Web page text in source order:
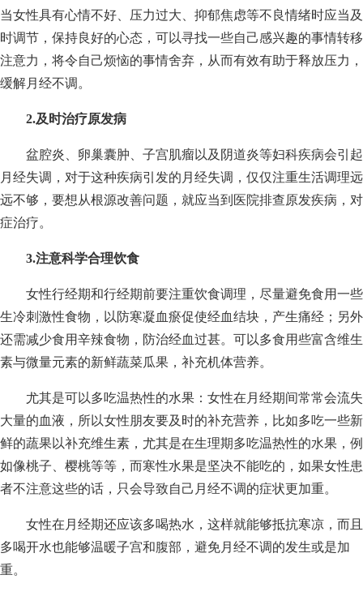
当女性具有心情不好、压力过大、抑郁焦虑等不良情绪时应当及
时调节，保持良好的心态，可以寻找一些自己感兴趣的事情转移
注意力，将令自己烦恼的事情舍弃，从而有效有助于释放压力，
缓解月经不调。
2.及时治疗原发病
盆腔炎、卵巢囊肿、子宫肌瘤以及阴道炎等妇科疾病会引起
月经失调，对于这种疾病引发的月经失调，仅仅注重生活调理远
远不够，要想从根源改善问题，就应当到医院排查原发疾病，对
症治疗。
3.注意科学合理饮食
女性行经期和行经期前要注重饮食调理，尽量避免食用一些
生冷刺激性食物，以防寒凝血瘀促使经血结块，产生痛经；另外
还需减少食用辛辣食物，防治经血过甚。可以多食用些富含维生
素与微量元素的新鲜蔬菜瓜果，补充机体营养。
尤其是可以多吃温热性的水果：女性在月经期间常常会流失
大量的血液，所以女性朋友要及时的补充营养，比如多吃一些新
鲜的蔬果以补充维生素，尤其是在生理期多吃温热性的水果，例
如像桃子、樱桃等等，而寒性水果是坚决不能吃的，如果女性患
者不注意这些的话，只会导致自己月经不调的症状更加重。
女性在月经期还应该多喝热水，这样就能够抵抗寒凉，而且
多喝开水也能够温暖子宫和腹部，避免月经不调的发生或是加
重。